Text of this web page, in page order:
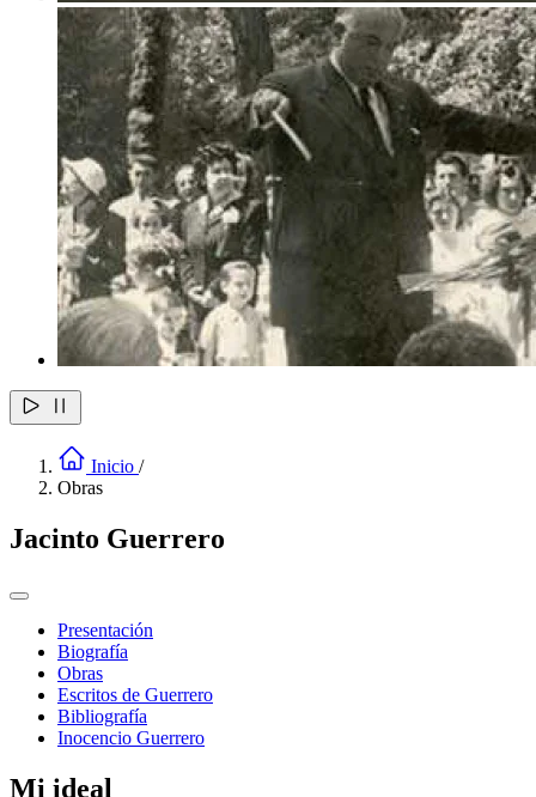
Inicio /
Obras
Jacinto Guerrero
Presentación
Biografía
Obras
Escritos de Guerrero
Bibliografía
Inocencio Guerrero
Mi ideal